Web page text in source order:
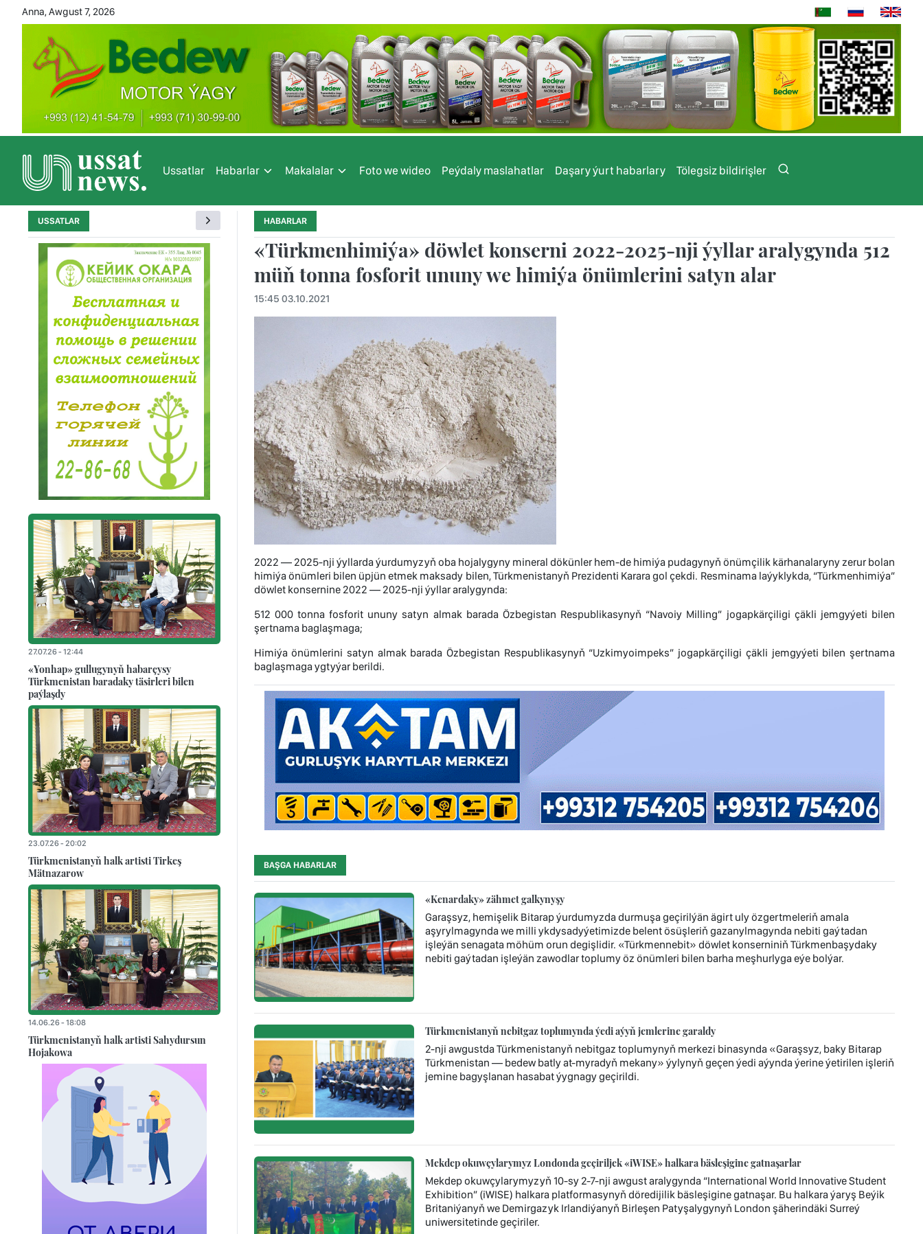
Anna, Awgust 7, 2026
Ussatlar Habarlar Makalalar Foto we wideo Peýdaly maslahatlar Daşary ýurt habarlary Tölegsiz bildirişler
HABARLAR
«Türkmenhimiýa» döwlet konserni 2022-2025-nji ýyllar aralygynda 512
müň tonna fosforit ununy we himiýa önümlerini satyn alar
15:45 03.10.2021
2022 — 2025-nji ýyllarda ýurdumyzyň oba hojalygyny mineral dökünler hem-de himiýa pudagynyň önümçilik kärhanalaryny zerur bolan
himiýa önümleri bilen üpjün etmek maksady bilen, Türkmenistanyň Prezidenti Karara gol çekdi. Resminama laýyklykda, “Türkmenhimiýa”
döwlet konsernine 2022 — 2025-nji ýyllar aralygynda:
512 000 tonna fosforit ununy satyn almak barada Özbegistan Respublikasynyň “Navoiy Milling” jogapkärçiligi çäkli jemgyýeti bilen
şertnama baglaşmaga;
Himiýa önümlerini satyn almak barada Özbegistan Respublikasynyň “Uzkimyoimpeks” jogapkärçiligi çäkli jemgyýeti bilen şertnama
baglaşmaga ygtyýar berildi.
BAŞGA HABARLAR
«Kenardaky» zähmet galkynyşy
Garaşsyz, hemişelik Bitarap ýurdumyzda durmuşa geçirilýän ägirt uly özgertmeleriň amala
aşyrylmagynda we milli ykdysadyýetimizde belent ösüşleriň gazanylmagynda nebiti gaýtadan
işleýän senagata möhüm orun degişlidir. «Türkmennebit» döwlet konserniniň Türkmenbaşydaky
nebiti gaýtadan işleýän zawodlar toplumy öz önümleri bilen barha meşhurlyga eýe bolýar.
Türkmenistanyň nebitgaz toplumynda ýedi aýyň jemlerine garaldy
2-nji awgustda Türkmenistanyň nebitgaz toplumynyň merkezi binasynda «Garaşsyz, baky Bitarap
Türkmenistan — bedew batly at-myradyň mekany» ýylynyň geçen ýedi aýynda ýerine ýetirilen işleriň
jemine bagyşlanan hasabat ýygnagy geçirildi.
Mekdep okuwçylarymyz Londonda geçiriljek «iWISE» halkara bäsleşigine gatnaşarlar
Mekdep okuwçylarymyzyň 10-sy 2-7-nji awgust aralygynda “International World Innovative Student
Exhibition” (iWISE) halkara platformasynyň döredijilik bäsleşigine gatnaşar. Bu halkara ýaryş Beýik
Britaniýanyň we Demirgazyk Irlandiýanyň Birleşen Patyşalygynyň London şäherindäki Surreý
uniwersitetinde geçiriler.
USSATLAR
27.07.26 - 12:44
«Yonhap» gullugynyň habarçysy
Türkmenistan baradaky täsirleri bilen
paýlaşdy
23.07.26 - 20:02
Türkmenistanyň halk artisti Tirkeş
Mätnazarow
14.06.26 - 18:08
Türkmenistanyň halk artisti Sahydursun
Hojakowa